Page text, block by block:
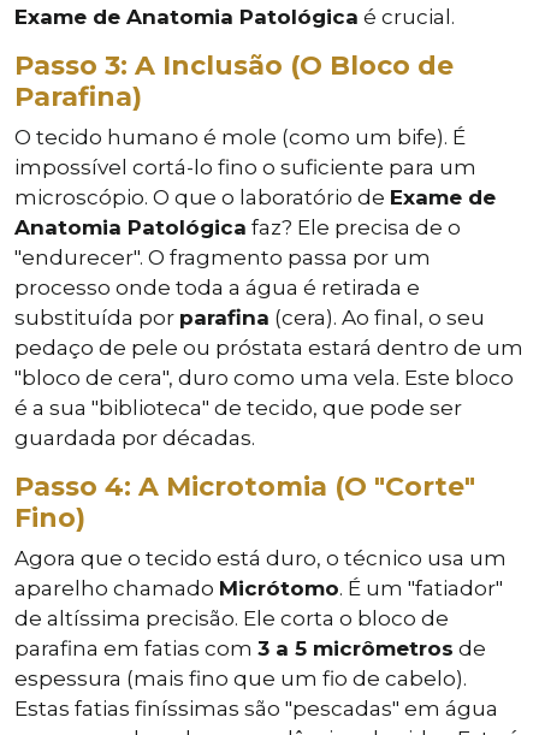
Exame de Anatomia Patológica é crucial.
Passo 3: A Inclusão (O Bloco de
Parafina)
O tecido humano é mole (como um bife). É
impossível cortá-lo fino o suficiente para um
microscópio. O que o laboratório de Exame de
Anatomia Patológica faz? Ele precisa de o
"endurecer". O fragmento passa por um
processo onde toda a água é retirada e
substituída por parafina (cera). Ao final, o seu
pedaço de pele ou próstata estará dentro de um
"bloco de cera", duro como uma vela. Este bloco
é a sua "biblioteca" de tecido, que pode ser
guardada por décadas.
Passo 4: A Microtomia (O "Corte"
Fino)
Agora que o tecido está duro, o técnico usa um
aparelho chamado Micrótomo. É um "fatiador"
de altíssima precisão. Ele corta o bloco de
parafina em fatias com 3 a 5 micrômetros de
espessura (mais fino que um fio de cabelo).
Estas fatias finíssimas são "pescadas" em água